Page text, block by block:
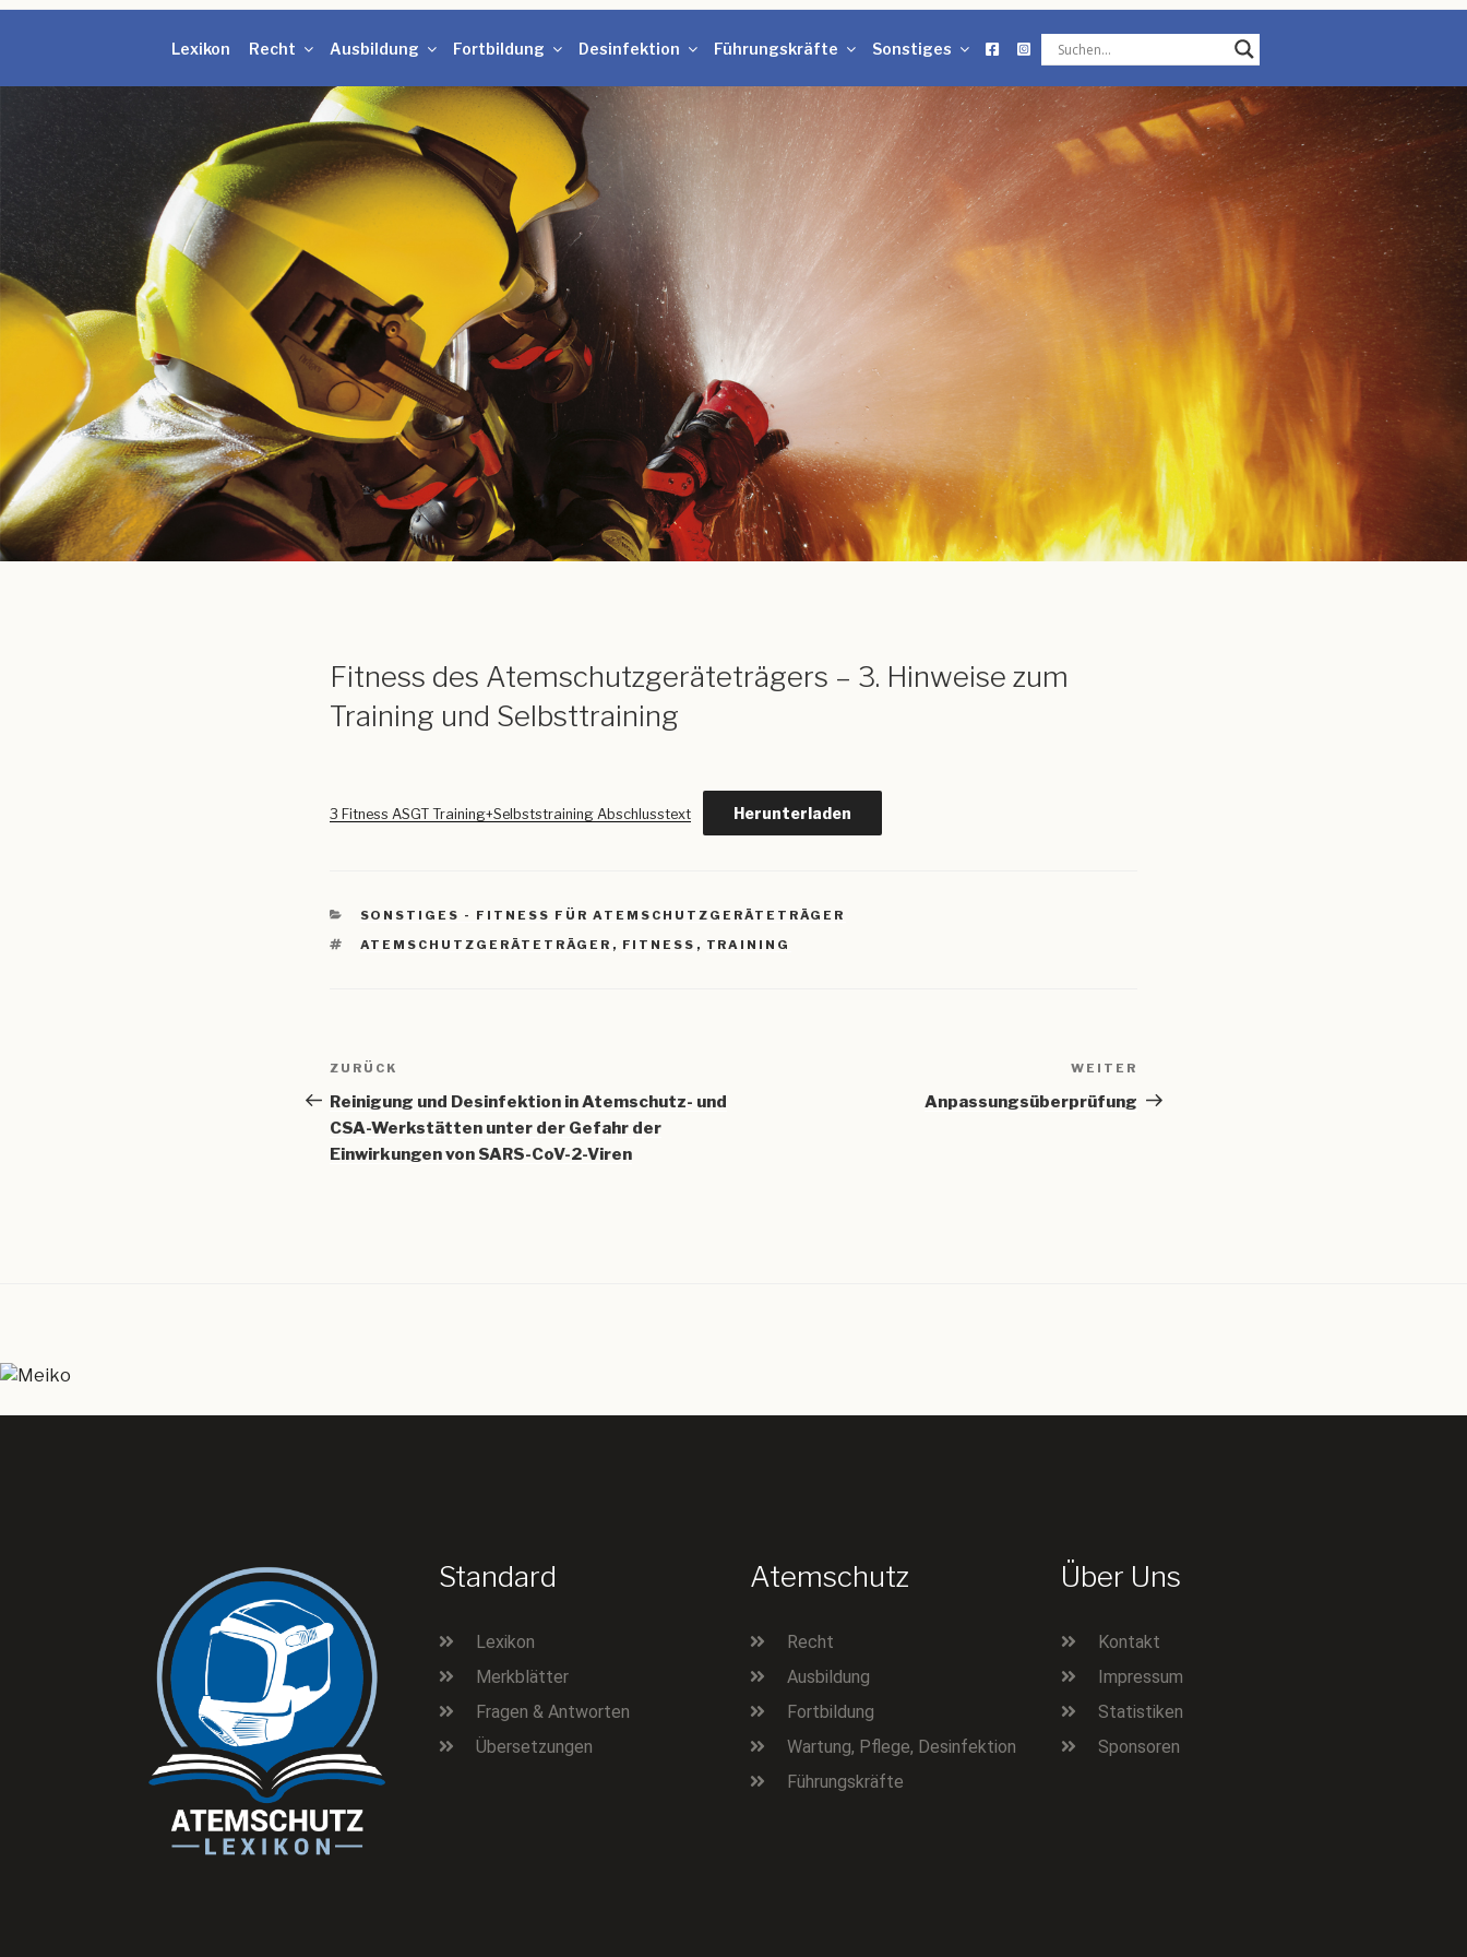
Lexikon Recht Ausbildung Fortbildung Desinfektion Führungskräfte Sonstiges
Fitness des Atemschutzgeräteträgers – 3. Hinweise zum
Training und Selbsttraining
3 Fitness ASGT Training+Selbststraining Abschlusstext Herunterladen
KATEGORIEN
SONSTIGES - FITNESS FÜR ATEMSCHUTZGERÄTETRÄGER
SCHLAGWÖRTER
ATEMSCHUTZGERÄTETRÄGER , FITNESS , TRAINING
Beitragsnavigation
Vorheriger
Beitrag
ZURÜCK
Reinigung und Desinfektion in Atemschutz- und
CSA-Werkstätten unter der Gefahr der
Einwirkungen von SARS-CoV-2-Viren
Beitrag
WEITER
Anpassungsüberprüfung
Standard
Lexikon
Merkblätter
Fragen & Antworten
Übersetzungen
Atemschutz
Recht
Ausbildung
Fortbildung
Wartung, Pflege, Desinfektion
Führungskräfte
Über Uns
Kontakt
Impressum
Statistiken
Sponsoren